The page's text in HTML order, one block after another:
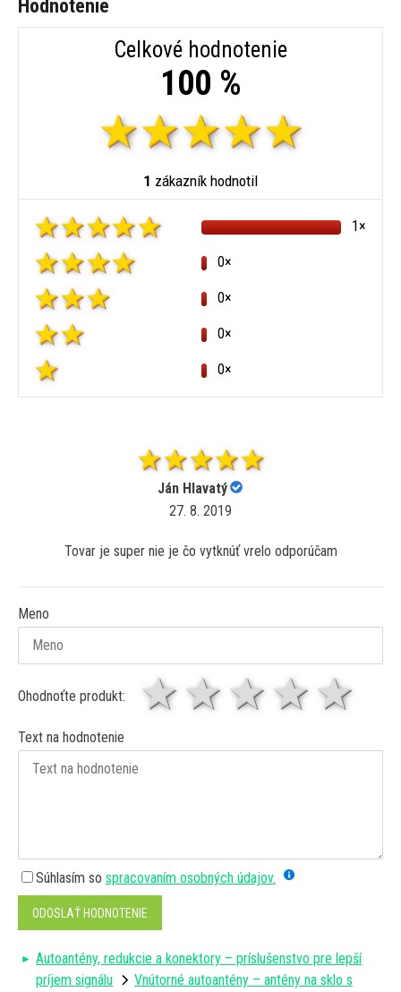
Hodnotenie
Celkové hodnotenie
100 %
1 zákazník hodnotil
1×
0×
0×
0×
0×
Ján Hlavatý
27. 8. 2019
Tovar je super nie je čo vytknúť vrelo odporúčam
Meno
Ohodnoťte produkt: 4
3
2 hviezdy
1 hviezda
Text na hodnotenie
Súhlasím so spracovaním osobných údajov.
ODOSLAŤ HODNOTENIE
Autoantény, redukcie a konektory – príslušenstvo pre lepší
príjem signálu
Vnútorné autoantény – antény na sklo s